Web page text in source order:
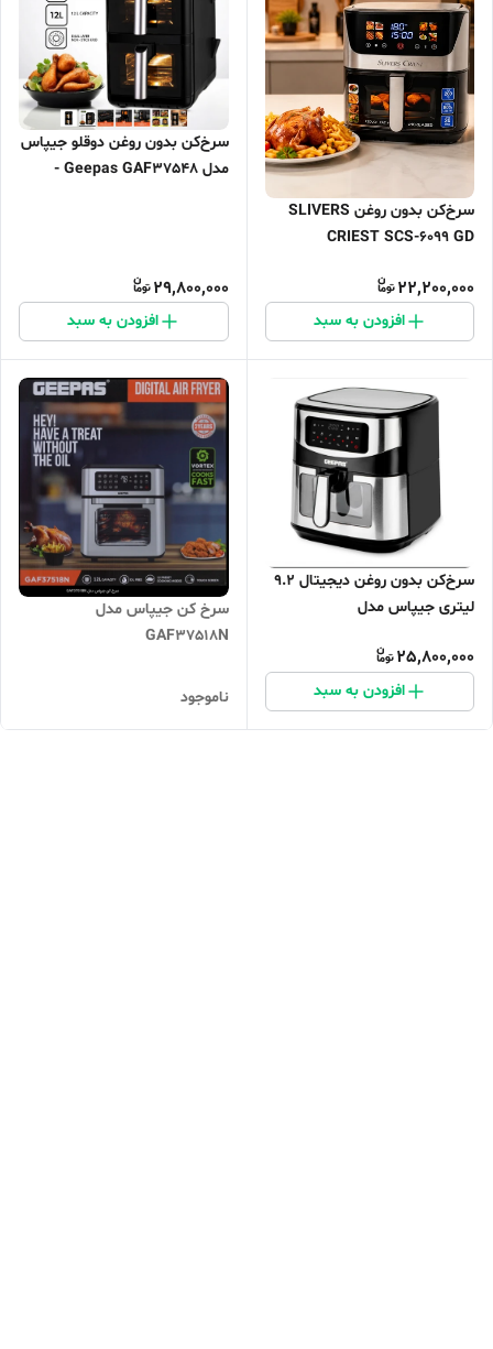
سرخ‌کن بدون روغن SLIVERS
CRIEST SCS-6099 GD
22,200,000
افزودن به سبد
سرخ‌کن بدون روغن دوقلو جیپاس
مدل Geepas GAF37548 -
29,800,000
افزودن به سبد
سرخ‌کن بدون روغن دیجیتال ۹.۲
لیتری جیپاس مدل
25,800,000
افزودن به سبد
سرخ کن جیپاس مدل
GAF37518N
ناموجود